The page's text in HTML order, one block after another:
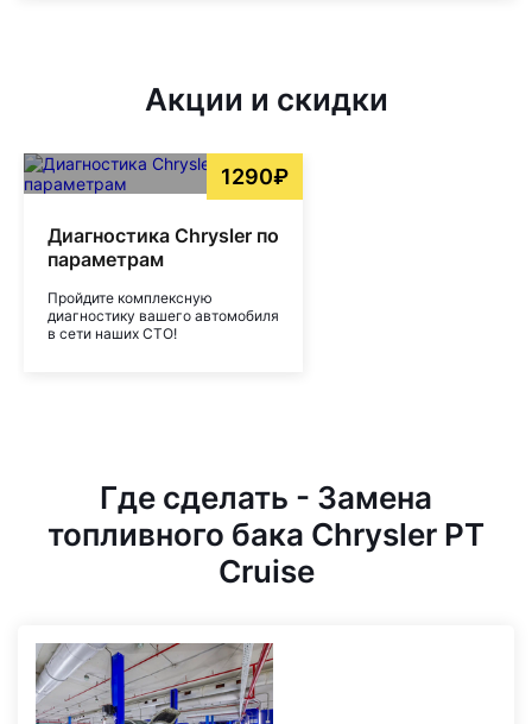
Акции и скидки
1290₽
Диагностика Chrysler по
параметрам
Пройдите комплексную
диагностику вашего автомобиля
в сети наших СТО!
Где сделать - Замена
топливного бака Chrysler PT
Cruise